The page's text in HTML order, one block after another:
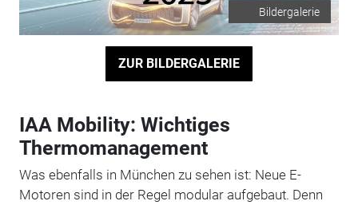
Bildergalerie
ZUR BILDERGALERIE
IAA Mobility: Wichtiges
Thermomanagement
Was ebenfalls in München zu sehen ist: Neue E-
Motoren sind in der Regel modular aufgebaut. Denn